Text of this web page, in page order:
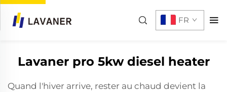
FR
Lavaner pro 5kw diesel heater
Quand l'hiver arrive, rester au chaud devient la